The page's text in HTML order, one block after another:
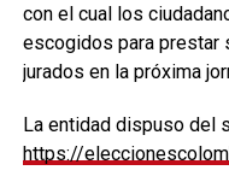
con el cual los
escogidos para prestar
jurados en la próxima
La entidad dispuso del
https://